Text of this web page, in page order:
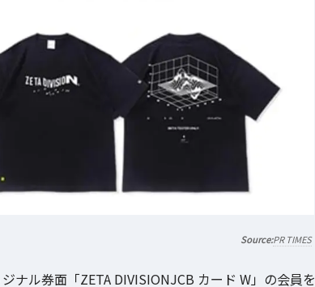
PR TIMES
ナル券面「ZETA DIVISIONJCB カード W」の会員を